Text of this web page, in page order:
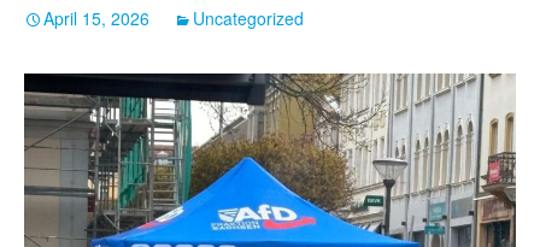
April 15, 2026 Uncategorized